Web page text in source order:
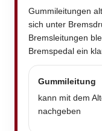
Gummileitungen
sich unter
Bremsleitungen
Bremspedal ein
Gummileitung
kann mit dem
nachgeben